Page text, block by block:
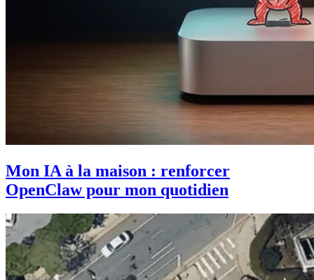
Mon IA à la maison : renforcer
OpenClaw pour mon quotidien